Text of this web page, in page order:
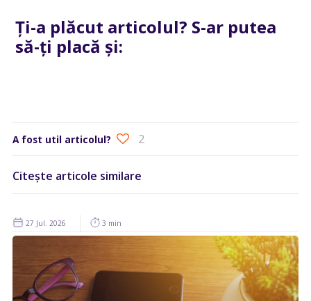
Ți-a plăcut articolul? S-ar putea
să-ți placă și:
A fost util articolul? 2
Citește articole similare
27 Jul. 2026 3 min